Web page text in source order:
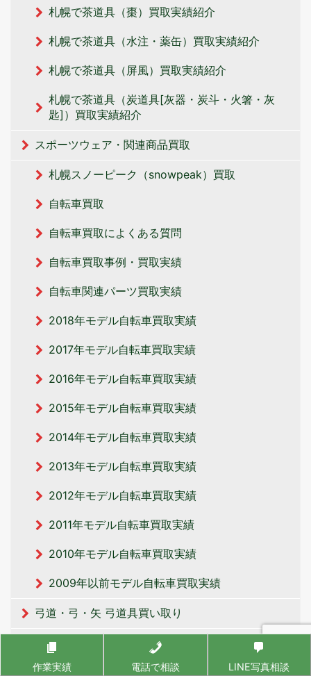
札幌で茶道具（棗）買取実績紹介
札幌で茶道具（水注・薬缶）買取実績紹介
札幌で茶道具（屏風）買取実績紹介
札幌で茶道具（炭道具[灰器・炭斗・火箸・灰
匙]）買取実績紹介
スポーツウェア・関連商品買取
札幌スノーピーク（snowpeak）買取
自転車買取
自転車買取によくある質問
自転車買取事例・買取実績
自転車関連パーツ買取実績
2018年モデル自転車買取実績
2017年モデル自転車買取実績
2016年モデル自転車買取実績
2015年モデル自転車買取実績
2014年モデル自転車買取実績
2013年モデル自転車買取実績
2012年モデル自転車買取実績
2011年モデル自転車買取実績
2010年モデル自転車買取実績
2009年以前モデル自転車買取実績
弓道・弓・矢 弓道具買い取り
弓の買取実績
白鷹の竹矢 買取実績
作業実績 電話で相談 LINE写真相談